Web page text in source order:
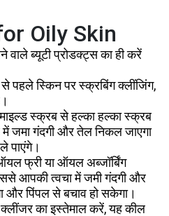
Oily Skin
ब्यूटी प्रोडक्ट्स का ही करें
स्किन पर स्क्रबिंग क्लींजिंग,
स्क्रब से हल्का हल्का स्क्रब
जमा गंदगी और तेल निकल जाएगा
पाएंगे।
फ्री या ऑयल अब्जॉर्बिंग
आपकी त्वचा में जमी गंदगी और
पिंपल से बचाव हो सकेगा।
का इस्तेमाल करें, यह कील